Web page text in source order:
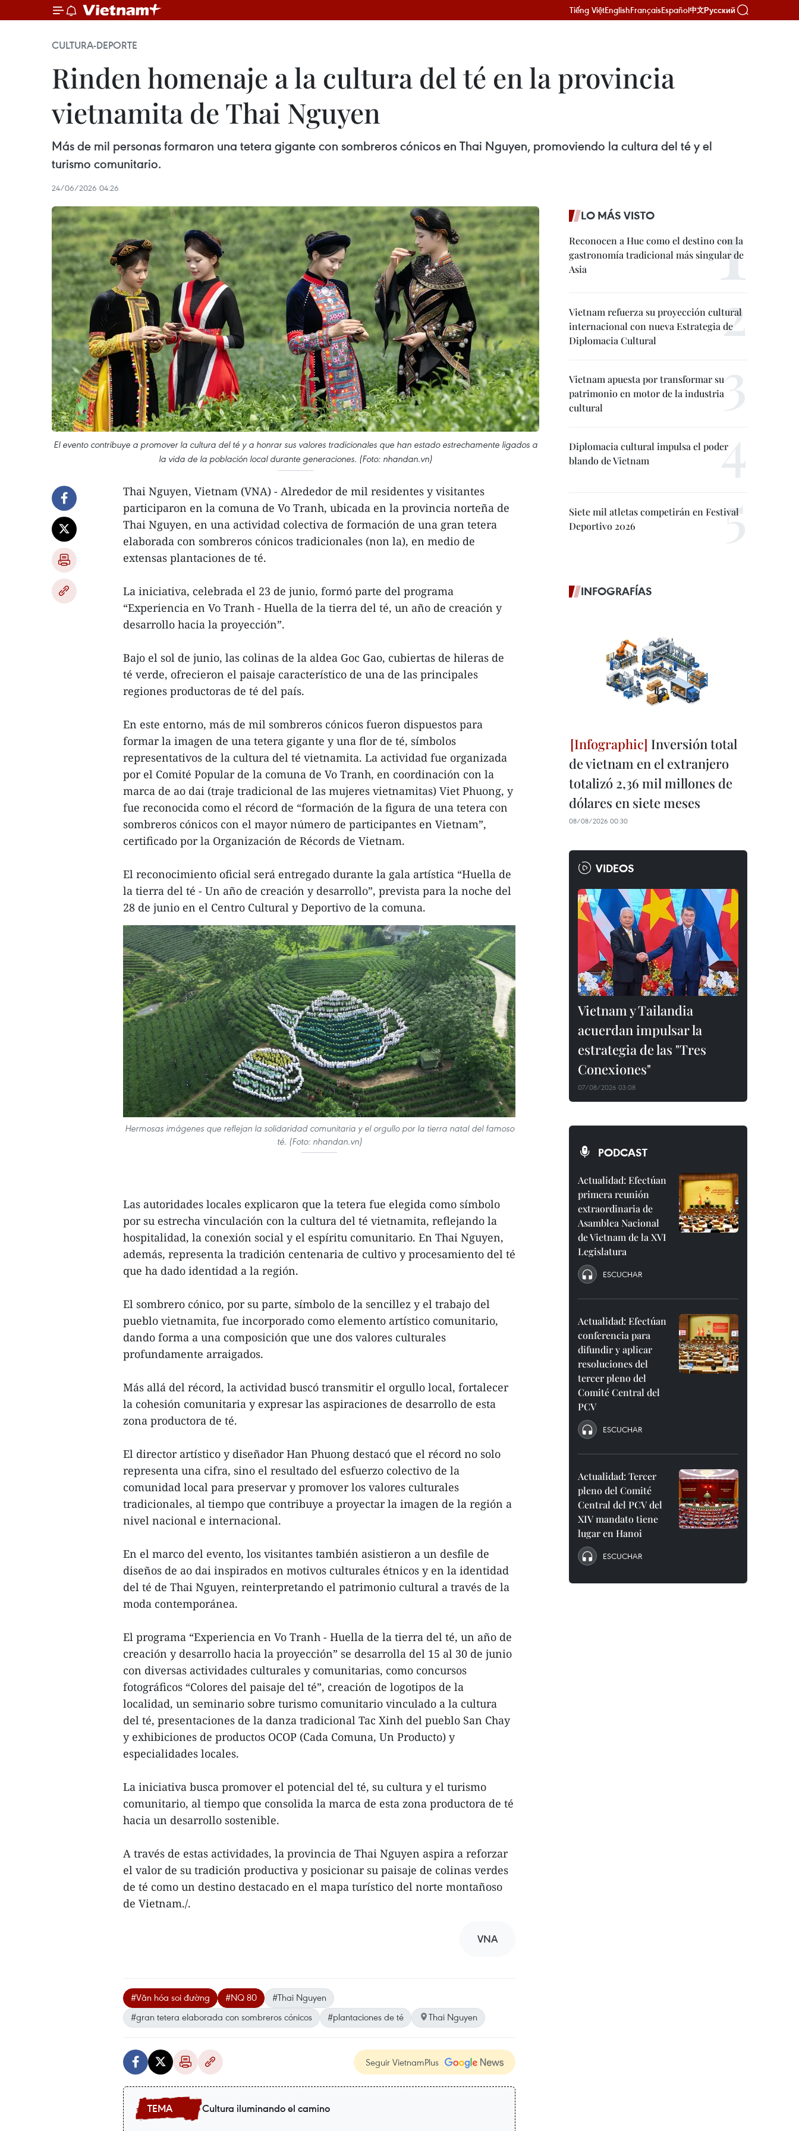
Tiếng ViệtEnglishFrançaisEspañol中文Русский
CULTURA-DEPORTE
Rinden homenaje a la cultura del té en la provincia
vietnamita de Thai Nguyen
Más de mil personas formaron una tetera gigante con sombreros cónicos en Thai Nguyen, promoviendo la cultura del té y el
turismo comunitario.
24/06/2026 04:26
El evento contribuye a promover la cultura del té y a honrar sus valores tradicionales que han estado estrechamente ligados a
la vida de la población local durante generaciones. (Foto: nhandan.vn)
Thai Nguyen, Vietnam (VNA) - Alrededor de mil residentes y visitantes
participaron en la comuna de Vo Tranh, ubicada en la provincia norteña de
Thai Nguyen, en una actividad colectiva de formación de una gran tetera
elaborada con sombreros cónicos tradicionales (non la), en medio de
extensas plantaciones de té.
La iniciativa, celebrada el 23 de junio, formó parte del programa
“Experiencia en Vo Tranh - Huella de la tierra del té, un año de creación y
desarrollo hacia la proyección”.
Bajo el sol de junio, las colinas de la aldea Goc Gao, cubiertas de hileras de
té verde, ofrecieron el paisaje característico de una de las principales
regiones productoras de té del país.
En este entorno, más de mil sombreros cónicos fueron dispuestos para
formar la imagen de una tetera gigante y una flor de té, símbolos
representativos de la cultura del té vietnamita. La actividad fue organizada
por el Comité Popular de la comuna de Vo Tranh, en coordinación con la
marca de ao dai (traje tradicional de las mujeres vietnamitas) Viet Phuong, y
fue reconocida como el récord de “formación de la figura de una tetera con
sombreros cónicos con el mayor número de participantes en Vietnam”,
certificado por la Organización de Récords de Vietnam.
El reconocimiento oficial será entregado durante la gala artística “Huella de
la tierra del té - Un año de creación y desarrollo”, prevista para la noche del
28 de junio en el Centro Cultural y Deportivo de la comuna.
Hermosas imágenes que reflejan la solidaridad comunitaria y el orgullo por la tierra natal del famoso
té. (Foto: nhandan.vn)
Las autoridades locales explicaron que la tetera fue elegida como símbolo
por su estrecha vinculación con la cultura del té vietnamita, reflejando la
hospitalidad, la conexión social y el espíritu comunitario. En Thai Nguyen,
además, representa la tradición centenaria de cultivo y procesamiento del té
que ha dado identidad a la región.
El sombrero cónico, por su parte, símbolo de la sencillez y el trabajo del
pueblo vietnamita, fue incorporado como elemento artístico comunitario,
dando forma a una composición que une dos valores culturales
profundamente arraigados.
Más allá del récord, la actividad buscó transmitir el orgullo local, fortalecer
la cohesión comunitaria y expresar las aspiraciones de desarrollo de esta
zona productora de té.
El director artístico y diseñador Han Phuong destacó que el récord no solo
representa una cifra, sino el resultado del esfuerzo colectivo de la
comunidad local para preservar y promover los valores culturales
tradicionales, al tiempo que contribuye a proyectar la imagen de la región a
nivel nacional e internacional.
En el marco del evento, los visitantes también asistieron a un desfile de
diseños de ao dai inspirados en motivos culturales étnicos y en la identidad
del té de Thai Nguyen, reinterpretando el patrimonio cultural a través de la
moda contemporánea.
El programa “Experiencia en Vo Tranh - Huella de la tierra del té, un año de
creación y desarrollo hacia la proyección” se desarrolla del 15 al 30 de junio
con diversas actividades culturales y comunitarias, como concursos
fotográficos “Colores del paisaje del té”, creación de logotipos de la
localidad, un seminario sobre turismo comunitario vinculado a la cultura
del té, presentaciones de la danza tradicional Tac Xinh del pueblo San Chay
y exhibiciones de productos OCOP (Cada Comuna, Un Producto) y
especialidades locales.
La iniciativa busca promover el potencial del té, su cultura y el turismo
comunitario, al tiempo que consolida la marca de esta zona productora de té
hacia un desarrollo sostenible.
A través de estas actividades, la provincia de Thai Nguyen aspira a reforzar
el valor de su tradición productiva y posicionar su paisaje de colinas verdes
de té como un destino destacado en el mapa turístico del norte montañoso
de Vietnam./.
VNA
#Văn hóa soi đường #NQ 80
#Thai Nguyen
#gran tetera elaborada con sombreros cónicos
#plantaciones de té Thai Nguyen
Seguir VietnamPlus
Cultura iluminando el camino
LO MÁS VISTO
Reconocen a Hue como el destino con la
gastronomía tradicional más singular de
Asia
Vietnam refuerza su proyección cultural
internacional con nueva Estrategia de
Diplomacia Cultural
Vietnam apuesta por transformar su
patrimonio en motor de la industria
cultural
Diplomacia cultural impulsa el poder
blando de Vietnam
Siete mil atletas competirán en Festival
Deportivo 2026
INFOGRAFÍAS
Inversión total
de vietnam en el extranjero
totalizó 2,36 mil millones de
dólares en siete meses
08/08/2026 00:30
VIDEOS
Vietnam y Tailandia
acuerdan impulsar la
estrategia de las "Tres
Conexiones"
07/08/2026 03:08
PODCAST
Actualidad: Efectúan
primera reunión
extraordinaria de
Asamblea Nacional
de Vietnam de la XVI
Legislatura
ESCUCHAR
Actualidad: Efectúan
conferencia para
difundir y aplicar
resoluciones del
tercer pleno del
Comité Central del
PCV
ESCUCHAR
Actualidad: Tercer
pleno del Comité
Central del PCV del
XIV mandato tiene
lugar en Hanoi
ESCUCHAR